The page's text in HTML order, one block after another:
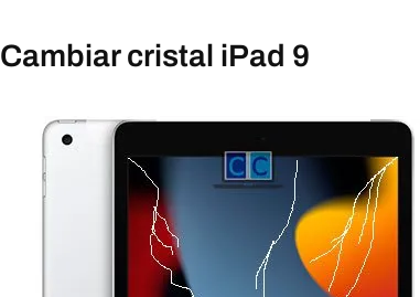
Cambiar cristal iPad 9